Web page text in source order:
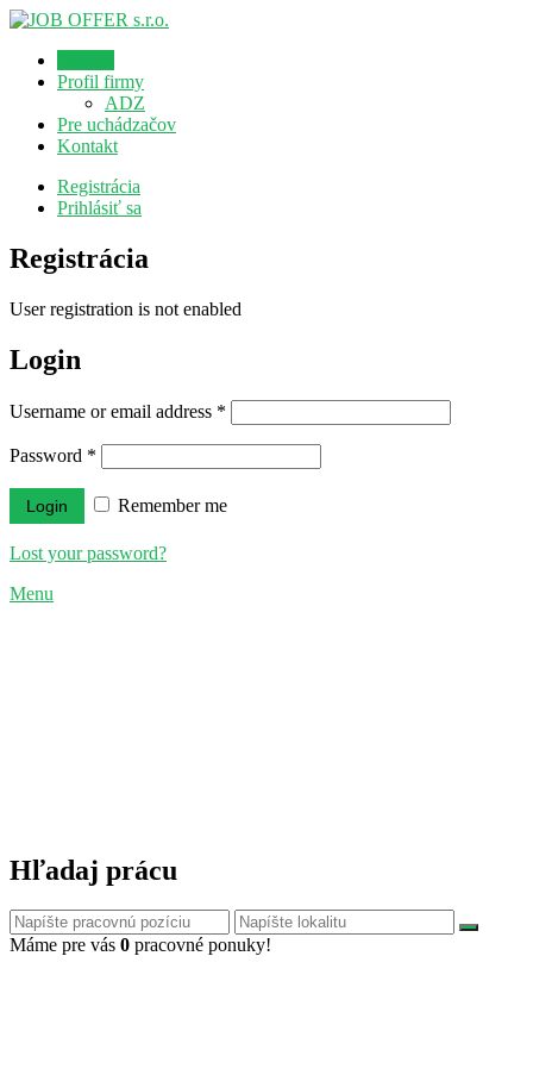
Profil firmy
ADZ
Pre uchádzačov
Kontakt
Registrácia
Prihlásiť sa
Registrácia
User registration is not enabled
Login
Username or email address *
Password *
Remember me
Lost your password?
Menu
Hľadaj prácu
Máme pre vás 0 pracovné ponuky!